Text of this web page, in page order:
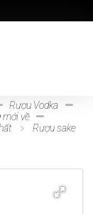
Rượu Vodka
mới về
Rượu sake